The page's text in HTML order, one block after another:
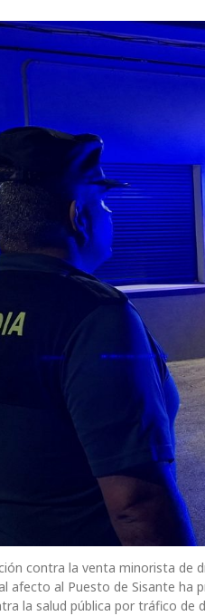
contra la venta minorista de
afecto al Puesto de Sisante
la salud pública por tráfico de